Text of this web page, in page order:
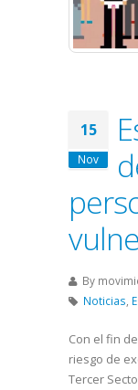
15
Nov
By
Noticias
Con el fin
riesgo de
Tercer